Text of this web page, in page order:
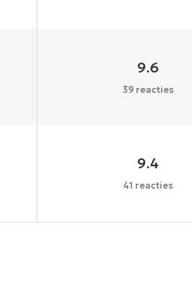
9.6
39 reacties
9.4
41 reacties